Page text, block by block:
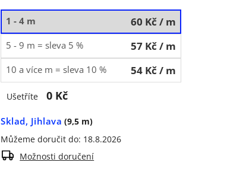
1 - 4 m 60 Kč/ m
5 - 9 m = sleva 5 % 57 Kč/ m
10 a více m = sleva 10 % 54 Kč/ m
Ušetříte 0 Kč
Sklad, Jihlava (9,5 m)
Můžeme doručit do: 18.8.2026
Možnosti doručení